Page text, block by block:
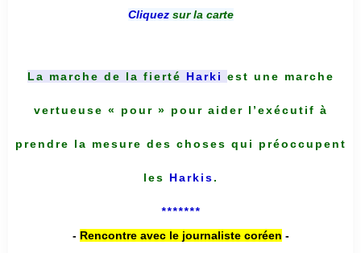
Cliquez sur la carte
La marche de la fierté Harki est une marche
vertueuse « pour » pour aider l’exécutif à
prendre la mesure des choses qui préoccupent
les Harkis.
*******
- Rencontre avec le journaliste coréen -